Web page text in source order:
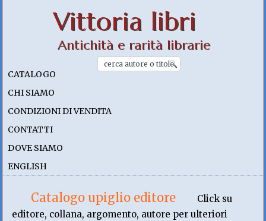
Vittoria libri
Antichità e rarità librarie
CATALOGO
CHI SIAMO
CONDIZIONI DI VENDITA
CONTATTI
DOVE SIAMO
ENGLISH
Catalogo upiglio editore
Click su
editore, collana, argomento, autore per ulteriori